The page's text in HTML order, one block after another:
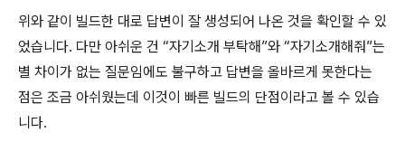
위와 같이 빌드한 대로 답변이 잘 생성되어 나온 것을 확인할 수 있
었습니다. 다만 아쉬운 건 “자기소개 부탁해”와 “자기소개해줘”는
별 차이가 없는 질문임에도 불구하고 답변을 올바르게 못한다는
점은 조금 아쉬웠는데 이것이 빠른 빌드의 단점이라고 볼 수 있습
니다.